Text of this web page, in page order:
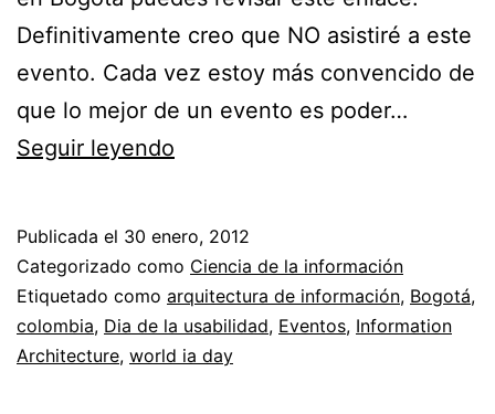
Definitivamente creo que NO asistiré a este
evento. Cada vez estoy más convencido de
que lo mejor de un evento es poder…
Seguir leyendo
Arquitectura
de
Información
2012
Publicada el 30 enero, 2012
Categorizado como Ciencia de la información
Etiquetado como arquitectura de información, Bogotá,
colombia, Dia de la usabilidad, Eventos, Information
Architecture, world ia day